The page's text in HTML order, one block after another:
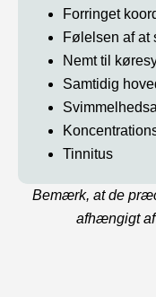
Forringet
Følelsen af at
Nemt til
Samtidig
Tinnitus
Bemærk, at de
afhængigt